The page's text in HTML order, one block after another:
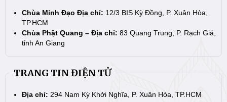
Chùa Minh Đạo Địa chỉ: 12/3 BIS Kỳ Đồng, P. Xuân Hòa,
TP.HCM
Chùa Phật Quang – Địa chỉ: 83 Quang Trung, P. Rạch Giá,
tỉnh An Giang
TRANG TIN ĐIỆN TỬ
Địa chỉ: 294 Nam Kỳ Khởi Nghĩa, P. Xuân Hòa, TP.HCM